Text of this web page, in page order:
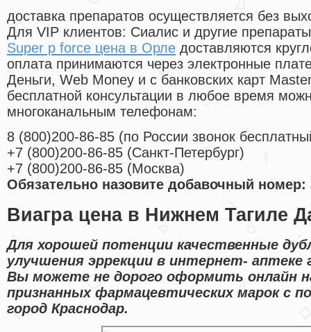
доставка препаратов осуществляется без
Для VIP клиентов: Сиалис и другие
Super p force цена в Орле доставляются
оплата принимаются через электронные
Деньги, Web Money и с банковских карт
бесплатной консультации в любое время
многоканальным телефонам:
8 (800)200-86-85 (по России звонок
+7 (800)200-86-85 (Санкт-Петербург)
+7 (800)200-86-85 (Москва)
Обязательно назовите добавочный номер:
Виагра цена в Нижнем Тагиле
Для хорошей потенции качественные
улучшения эррекции в интернет- аптеке
Вы можете не дорого оформить онлайн
признанных фармацевтических марок с
город Краснодар.